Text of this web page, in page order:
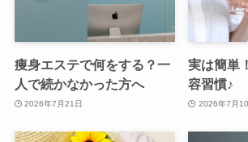
痩身エステで何をする？一
人で続かなかった方へ
2026年7月21日
実は簡単
容習慣♪
2026年7月